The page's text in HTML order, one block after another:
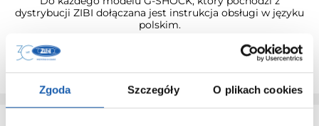
Zgoda Szczegóły O plikach cookies
dystrybucji ZIBI dołączana jest instrukcja obsługi w języku
polskim.
Dzięki temu łatwo poznasz obsługę nawet najbardziej